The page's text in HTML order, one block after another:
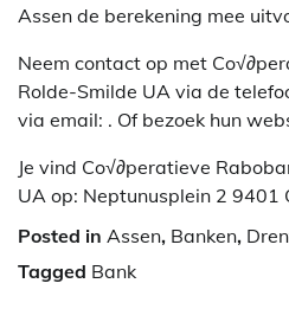
Assen de berekening mee
Neem contact op met
Rolde-Smilde UA via de
via email: . Of bezoek hun
Je vind Co√∂peratieve
UA op: Neptunusplein 2 9401
Posted in Assen, Banken,
Tagged Bank